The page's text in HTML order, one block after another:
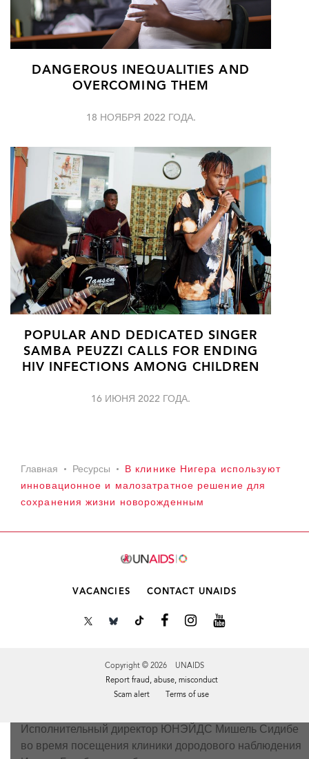
Исполнительный директор ЮНЭЙДС Мишель Сидибе
во время посещения клиники дородового наблюдения
DANGEROUS INEQUALITIES AND
OVERCOMING THEM
18 НОЯБРЯ 2022 ГОДА.
POPULAR AND DEDICATED SINGER
SAMBA PEUZZI CALLS FOR ENDING
HIV INFECTIONS AMONG CHILDREN
16 ИЮНЯ 2022 ГОДА.
Главная Ресурсы
В клинике Нигера используют
инновационное и малозатратное решение для
сохранения жизни новорожденным
VACANCIES CONTACT UNAIDS
Copyright © 2026 UNAIDS
Report fraud, abuse, misconduct
Scam alert
Terms of use
Facebook